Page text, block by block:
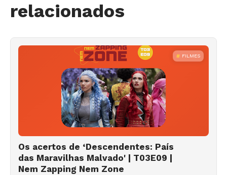
relacionados
FILMES
Os acertos de ‘Descendentes: País
das Maravilhas Malvado' | T03E09 |
Nem Zapping Nem Zone